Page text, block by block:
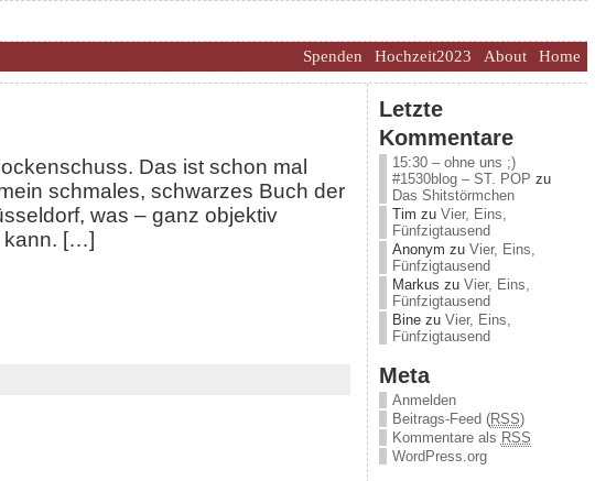
Home
About
Hochzeit2023
Spenden
Das ist schon mal
schmales, schwarzes Buch der
was – ganz objektiv
kann. […]
Letzte
Kommentare
15:30 – ohne uns ;)
#1530blog – ST. POP zu
Das Shitstörmchen
Tim zu Vier, Eins,
Fünfzigtausend
Anonym zu Vier, Eins,
Fünfzigtausend
Markus zu Vier, Eins,
Fünfzigtausend
Binezu Vier, Eins,
Fünfzigtausend
Meta
Anmelden
Beitrags-Feed (RSS)
Kommentare als RSS
WordPress.org